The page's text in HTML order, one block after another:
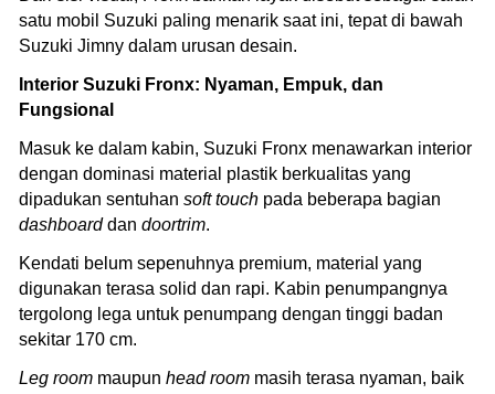
satu mobil Suzuki paling menarik saat ini, tepat di bawah
Suzuki Jimny dalam urusan desain.
Interior Suzuki Fronx: Nyaman, Empuk, dan
Fungsional
Masuk ke dalam kabin, Suzuki Fronx menawarkan interior
dengan dominasi material plastik berkualitas yang
dipadukan sentuhan soft touch pada beberapa bagian
dashboarddan doortrim.
Kendati belum sepenuhnya premium, material yang
digunakan terasa solid dan rapi. Kabin penumpangnya
tergolong lega untuk penumpang dengan tinggi badan
sekitar 170 cm.
Leg room maupun head room masih terasa nyaman, baik